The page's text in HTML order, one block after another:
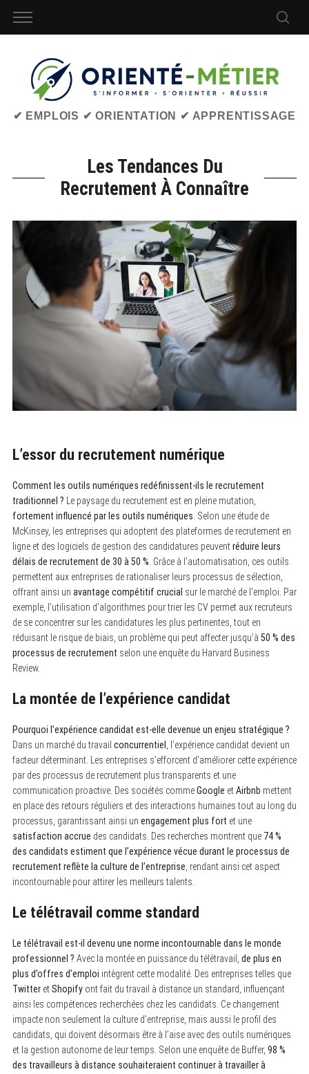
✔ EMPLOIS ✔ ORIENTATION ✔ APPRENTISSAGE
Les Tendances Du
Recrutement À Connaître
L’essor du recrutement numérique
Comment les outils numériques redéfinissent-ils le recrutement
traditionnel ? Le paysage du recrutement est en pleine mutation,
fortement influencé par les outils numériques . Selon une étude de
McKinsey, les entreprises qui adoptent des plateformes de recrutement en
ligne et des logiciels de gestion des candidatures peuventréduire leurs
délais de recrutement de 30 à 50 % . Grâce à l’automatisation, ces outils
permettent aux entreprises de rationaliser leurs processus de sélection,
offrant ainsi un avantage compétitif crucial sur le marché de l’emploi. Par
exemple, l’utilisation d’algorithmes pour trier les CV permet aux recruteurs
de se concentrer sur les candidatures les plus pertinentes, tout en
réduisant le risque de biais, un problème qui peut affecter jusqu’à 50 % des
processus de recrutement selon une enquête du Harvard Business
Review.
La montée de l’expérience candidat
Pourquoi l’expérience candidat est-elle devenue un enjeu stratégique ?
Dans un marché du travail concurrentiel
, l’expérience candidat devient un
facteur déterminant. Les entreprises s’efforcent d’améliorer cette expérience
par des processus de recrutement plus transparents et une
communication proactive. Des sociétés commeGoogle etAirbnb mettent
en place des retours réguliers et des interactions humaines tout au long du
processus, garantissant ainsi un engagement plus fort et une
satisfaction accrue des candidats. Des recherches montrent que 74 %
des candidats estiment que l’expérience vécue durant le processus de
recrutement reflète la culture de l’entreprise , rendant ainsi cet aspect
incontournable pour attirer les meilleurs talents.
Le télétravail comme standard
Le télétravail est-il devenu une norme incontournable dans le monde
professionnel ? Avec la montée en puissance du télétravail, de plus en
plus d’offres d’emploi intègrent cette modalité. Des entreprises telles que
TwitteretShopifyont fait du travail à distance un standard, influençant
ainsi les compétences recherchées chez les candidats. Ce changement
impacte non seulement la culture d’entreprise, mais aussi le profil des
candidats, qui doivent désormais être à l’aise avec des outils numériques
et la gestion autonome de leur temps. Selon une enquête de Buffer, 98 %
des travailleurs à distance souhaiteraient continuer à travailler à